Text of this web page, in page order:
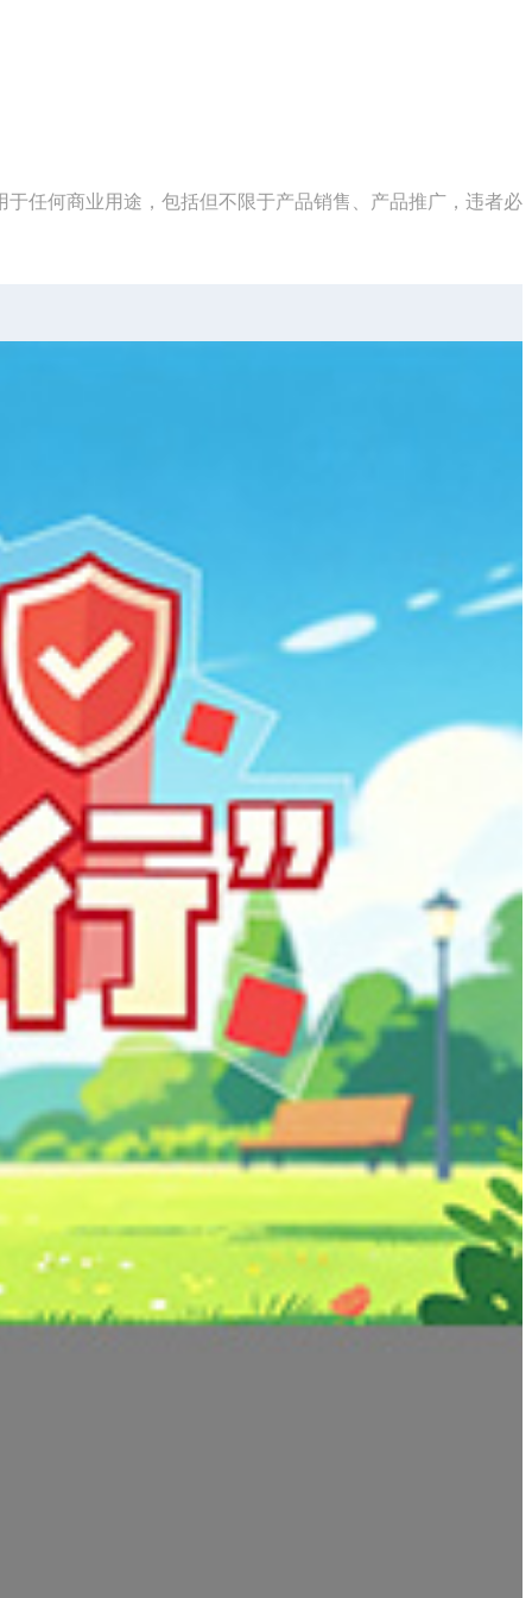
任何商业用途，包括但不限于产品销售、产品推广，违者必